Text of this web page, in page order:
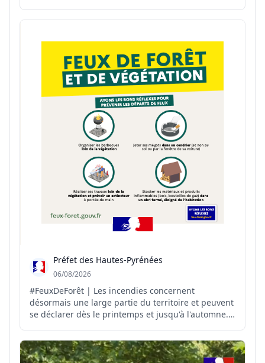
soutènement en silex hourdé à la chaux🧱 Une
Préfet des Hautes-Pyrénées
06/08/2026
#FeuxDeForêt | Les incendies concernent
désormais une large partie du territoire et peuvent
se déclarer dès le printemps et jusqu'à l'automne.
largement les bons réflexes à adopter pour s'en
protéger 👉 http://feux-foret.gouv.fr